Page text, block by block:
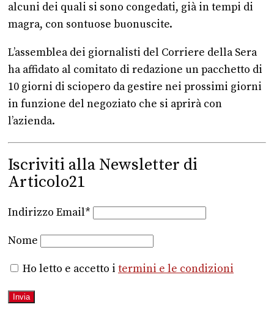
alcuni dei quali si sono congedati, già in tempi di
magra, con sontuose buonuscite.
L’assemblea dei giornalisti del Corriere della Sera
ha affidato al comitato di redazione un pacchetto di
10 giorni di sciopero da gestire nei prossimi giorni
in funzione del negoziato che si aprirà con
l’azienda.
Iscriviti alla Newsletter di
Articolo21
Indirizzo Email*
Nome
Ho letto e accetto i termini e le condizioni